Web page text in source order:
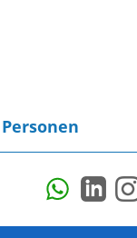
Personen